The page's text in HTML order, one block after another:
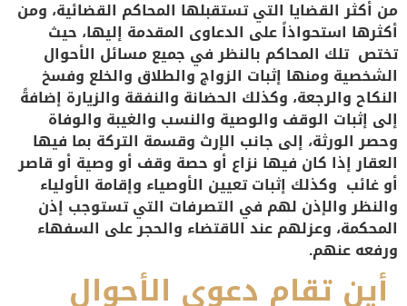
من أكثر القضايا التي تستقبلها المحاكم القضائية، ومن
أكثرها استحواذاً على الدعاوى المقدمة إليها، حيث
تختص تلك المحاكم بالنظر في جميع مسائل الأحوال
الشخصية ومنها إثبات الزواج والطلاق والخلع وفسخ
النكاح والرجعة، وكذلك الحضانة والنفقة والزيارة إضافةً
إلى إثبات الوقف والوصية والنسب والغيبة والوفاة
وحصر الورثة، إلى جانب الإرث وقسمة التركة بما فيها
العقار إذا كان فيها نزاع أو حصة وقف أو وصية أو قاصر
أو غائب وكذلك إثبات تعيين الأوصياء وإقامة الأولياء
والنظر والإذن لهم في التصرفات التي تستوجب إذن
المحكمة، وعزلهم عند الاقتضاء والحجر على السفهاء
ورفعه عنهم.
أين تقام دعوى الأحوال